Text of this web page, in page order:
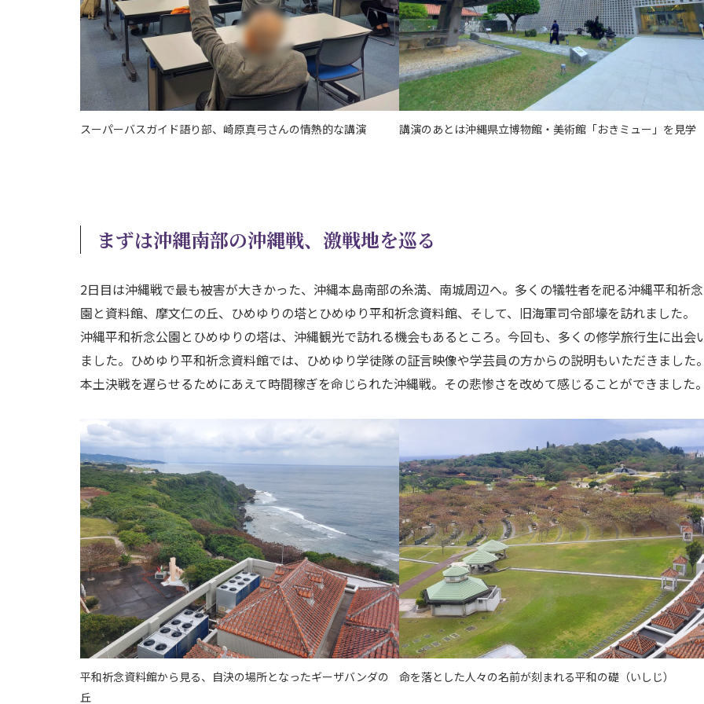
スーパーバスガイド語り部、崎原真弓さんの情熱的な講演 講演のあとは沖縄県立博物館・美術館「おきミュー」を見学
まずは沖縄南部の沖縄戦、激戦地を巡る
2日目は沖縄戦で最も被害が大きかった、沖縄本島南部の糸満、南城周辺へ。多くの犠牲者を祀る沖縄平和祈
園と資料館、摩文仁の丘、ひめゆりの塔とひめゆり平和祈念資料館、そして、旧海軍司令部壕を訪れました。
沖縄平和祈念公園とひめゆりの塔は、沖縄観光で訪れる機会もあるところ。今回も、多くの修学旅行生に出会
ました。ひめゆり平和祈念資料館では、ひめゆり学徒隊の証言映像や学芸員の方からの説明もいただきました
本土決戦を遅らせるためにあえて時間稼ぎを命じられた沖縄戦。その悲惨さを改めて感じることができました
平和祈念資料館から見る、自決の場所となったギーザバンダの
丘
命を落とした人々の名前が刻まれる平和の礎（いしじ）